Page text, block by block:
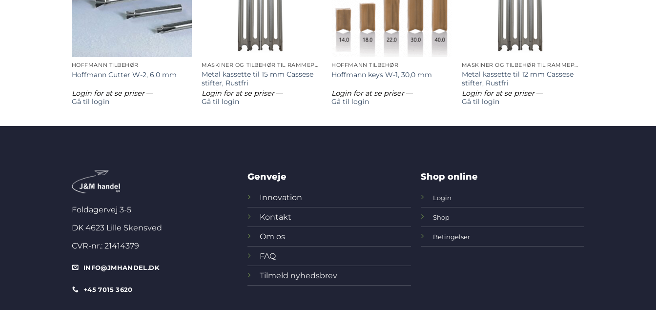
HOFFMANN TILBEHØR
Hoffmann Cutter W-2, 6,0 mm
Login for at se priser—
Gå til login
MASKINER OG TILBEHØR TIL RAMMEPRODUKTION
Metal kassette til 15 mm Cassese
stifter, Rustfri
Login for at se priser—
Gå til login
HOFFMANN TILBEHØR
Hoffmann keys W-1, 30,0 mm
Login for at se priser—
Gå til login
MASKINER OG TILBEHØR TIL RAMMEPRODUKTION
Metal kassette til 12 mm Cassese
stifter, Rustfri
Login for at se priser—
Gå til login
Foldagervej 3-5
DK 4623 Lille Skensved
CVR-nr.: 21414379
INFO@JMHANDEL.DK
+45 7015 3620
Genveje
Innovation
Kontakt
Om os
FAQ
Tilmeld nyhedsbrev
Shop online
Login
Shop
Betingelser